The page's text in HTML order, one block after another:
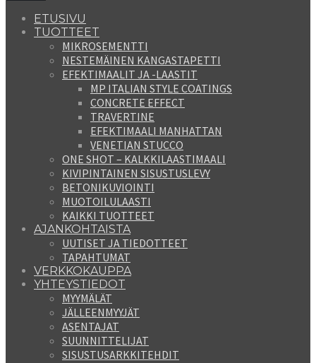
ETUSIVU
TUOTTEET
MIKROSEMENTTI
NESTEMÄINEN KANGASTAPETTI
EFEKTIMAALIT JA -LAASTIT
MP ITALIAN STYLE COATINGS
CONCRETE EFFECT
TRAVERTINE
EFEKTIMAALI MANHATTAN
VENETIAN STUCCO
ONE SHOT – KALKKILAASTIMAALI
KIVIPINTAINEN SISUSTUSLEVY
BETONIKUVIOINTI
MUOTOILULAASTI
KAIKKI TUOTTEET
AJANKOHTAISTA
UUTISET JA TIEDOTTEET
TAPAHTUMAT
VERKKOKAUPPA
YHTEYSTIEDOT
MYYMÄLÄT
JÄLLEENMYYJÄT
ASENTAJAT
SUUNNITTELIJAT
SISUSTUSARKKITEHDIT